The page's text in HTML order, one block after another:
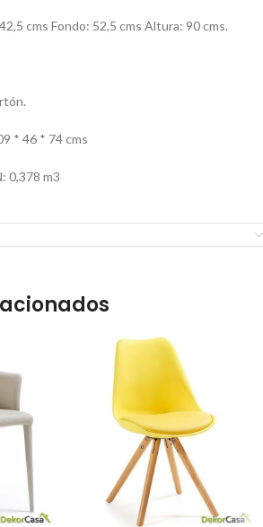
cms Fondo: 52,5 cms Altura: 90 cms.
* 46 * 74 cms
0,378 m3